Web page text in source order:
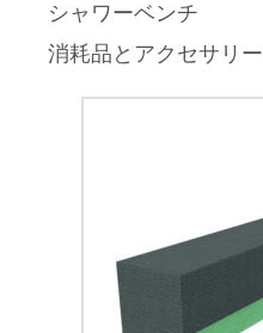
シャワーベンチ
消耗品とアクセサリー